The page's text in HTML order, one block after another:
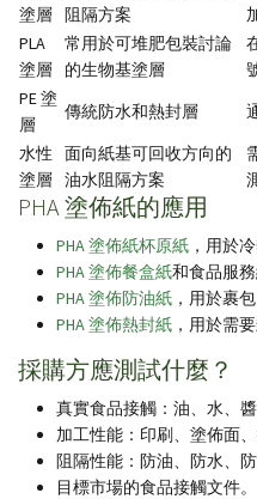
塗層 阻隔方案
PLA
塗層
常用於可堆肥包裝討論
的生物基塗層
PE 塗
層
傳統防水和熱封層
水性
塗層
面向紙基可回收方向的
油水阻隔方案
PHA 塗佈紙的應用
PHA 塗佈紙杯原紙 ，用於
PHA 塗佈餐盒紙和食品服務
PHA 塗佈防油紙 ，用於裹
PHA 塗佈熱封紙 ，用於需
採購方應測試什麼？
真實食品接觸：油、水、
加工性能：印刷、塗佈面
阻隔性能：防油、防水、防
目標市場的食品接觸文件。